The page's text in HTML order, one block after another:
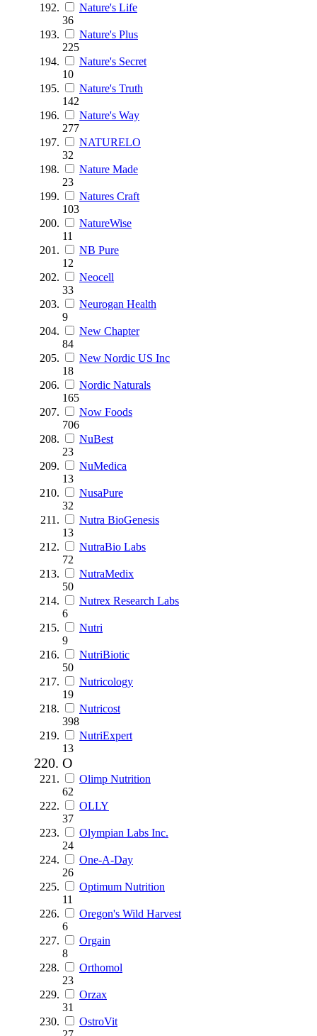
Nature's Life
36
Nature's Plus
225
Nature's Secret
10
Nature's Truth
142
Nature's Way
277
NATURELO
32
Nature Made
23
Natures Craft
103
NatureWise
11
NB Pure
12
Neocell
33
Neurogan Health
9
New Chapter
84
New Nordic US Inc
18
Nordic Naturals
165
Now Foods
706
NuBest
23
NuMedica
13
NusaPure
32
Nutra BioGenesis
13
NutraBio Labs
72
NutraMedix
50
Nutrex Research Labs
6
Nutri
9
NutriBiotic
50
Nutricology
19
Nutricost
398
NutriExpert
13
O
Olimp Nutrition
62
OLLY
37
Olympian Labs Inc.
24
One-A-Day
26
Optimum Nutrition
11
Oregon's Wild Harvest
6
Orgain
8
Orthomol
23
Orzax
31
OstroVit